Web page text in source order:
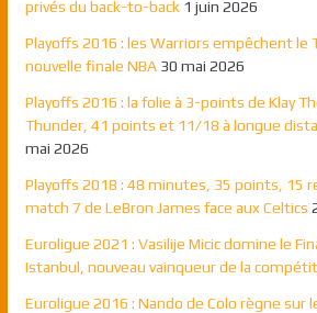
privés du back-to-back 1 juin 2026
Playoffs 2016 : les Warriors empêchent le
nouvelle finale NBA 30 mai 2026
Playoffs 2016 : la folie à 3-points de Klay
Thunder, 41 points et 11/18 à longue
mai 2026
Playoffs 2018 : 48 minutes, 35 points, 15
match 7 de LeBron James face aux Celtics
Euroligue 2021 : Vasilije Micic domine le
Istanbul, nouveau vainqueur de la
Euroligue 2016 : Nando de Colo règne sur